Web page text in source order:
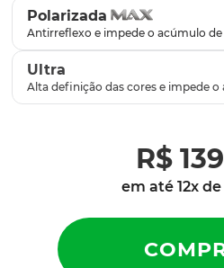
Polarizada
Ultra
R$ 139
em até 12x de